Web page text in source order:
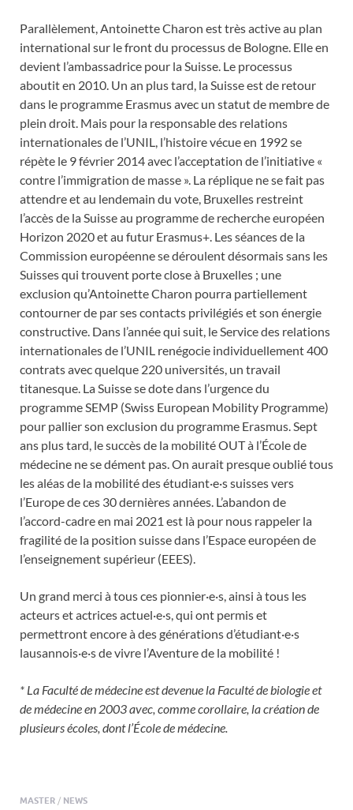
Parallèlement, Antoinette Charon est très active au plan
international sur le front du processus de Bologne. Elle en
devient l’ambassadrice pour la Suisse. Le processus
aboutit en 2010. Un an plus tard, la Suisse est de retour
dans le programme Erasmus avec un statut de membre de
plein droit. Mais pour la responsable des relations
internationales de l’UNIL, l’histoire vécue en 1992 se
répète le 9 février 2014 avec l’acceptation de l’initiative «
contre l’immigration de masse ». La réplique ne se fait pas
attendre et au lendemain du vote, Bruxelles restreint
l’accès de la Suisse au programme de recherche européen
Horizon 2020 et au futur Erasmus+. Les séances de la
Commission européenne se déroulent désormais sans les
Suisses qui trouvent porte close à Bruxelles ; une
exclusion qu’Antoinette Charon pourra partiellement
contourner de par ses contacts privilégiés et son énergie
constructive. Dans l’année qui suit, le Service des relations
internationales de l’UNIL renégocie individuellement 400
contrats avec quelque 220 universités, un travail
titanesque. La Suisse se dote dans l’urgence du
programme SEMP (Swiss European Mobility Programme)
pour pallier son exclusion du programme Erasmus. Sept
ans plus tard, le succès de la mobilité OUT à l’École de
médecine ne se dément pas. On aurait presque oublié tous
les aléas de la mobilité des étudiant·e·s suisses vers
l’Europe de ces 30 dernières années. L’abandon de
l’accord-cadre en mai 2021 est là pour nous rappeler la
fragilité de la position suisse dans l’Espace européen de
l’enseignement supérieur (EEES).
Un grand merci à tous ces pionnier·e·s, ainsi à tous les
acteurs et actrices actuel·e·s, qui ont permis et
permettront encore à des générations d’étudiant·e·s
lausannois·e·s de vivre l’Aventure de la mobilité !
* La Faculté de médecine est devenue la Faculté de biologie et
de médecine en 2003 avec, comme corollaire, la création de
plusieurs écoles, dont l’École de médecine.
MASTER / NEWS